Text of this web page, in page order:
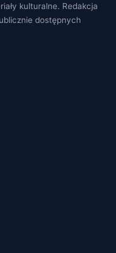
kulturalne. Redakcja
dostępnych